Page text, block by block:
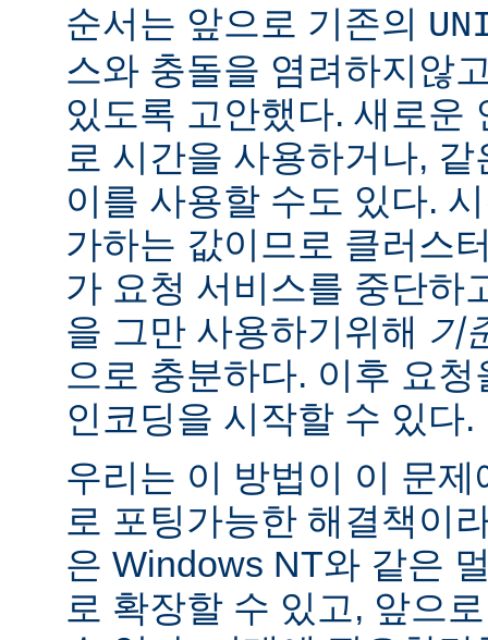
순서는 앞으로 기존의
스와 충돌을 염려하지않
있도록 고안했다. 새로운
로 시간을 사용하거나,
이를 사용할 수도 있다.
가하는 값이므로 클러스
가 요청 서비스를 중단하
을 그만 사용하기위해 기
으로 충분하다. 이후 요
인코딩을 시작할 수 있다.
우리는 이 방법이 이 문
로 포팅가능한 해결책이
은 Windows NT와 같은
로 확장할 수 있고, 앞으